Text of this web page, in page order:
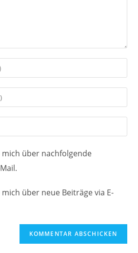
über nachfolgende
über neue Beiträge via E-